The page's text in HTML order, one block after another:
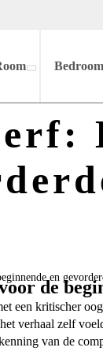
Bedroom
en
de
een kritischer
verhaal zelf
van de